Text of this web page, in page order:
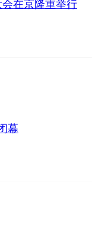
在京隆重举行
幕